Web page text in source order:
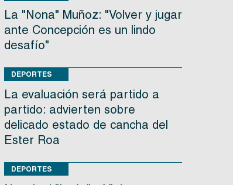
La "Nona" Muñoz: "Volver y jugar
ante Concepción es un lindo
desafío"
DEPORTES
La evaluación será partido a
partido: advierten sobre
delicado estado de cancha del
Ester Roa
DEPORTES